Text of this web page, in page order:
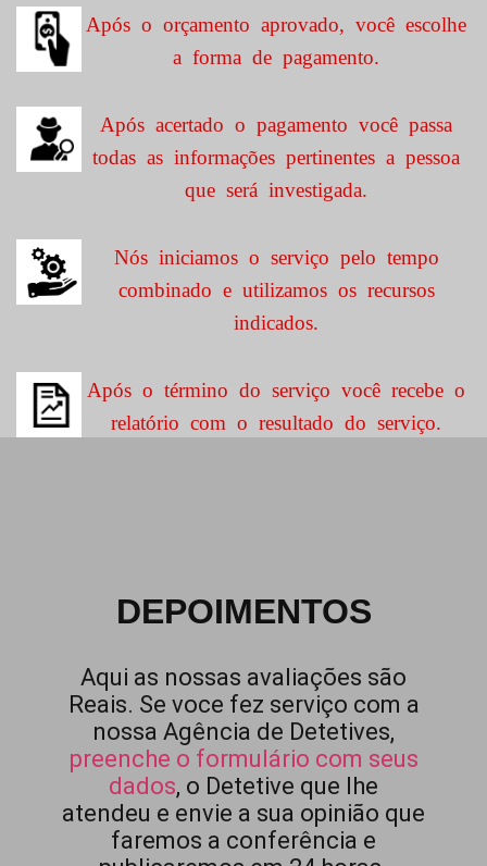
Após o orçamento aprovado, você escolhe
a forma de pagamento.
Após acertado o pagamento você passa
todas as informações pertinentes a pessoa
que será investigada.
Nós iniciamos o serviço pelo tempo
combinado e utilizamos os recursos
indicados.
Após o término do serviço você recebe o
relatório com o resultado do serviço.
DEPOIMENTOS
Aqui as nossas avaliações são
Reais. Se voce fez serviço com a
nossa Agência de Detetives,
preenche o formulário com seus
dados, o Detetive que lhe
atendeu e envie a sua opinião que
faremos a conferência e